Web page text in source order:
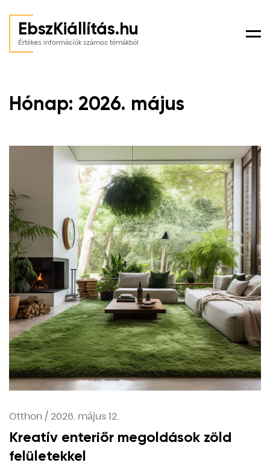
EbszKiállítás.hu
Értékes információk számos témákból
Hónap: 2026. május
Otthon/2026. május 12.
Kreatív enteriőr megoldások zöld
felületekkel